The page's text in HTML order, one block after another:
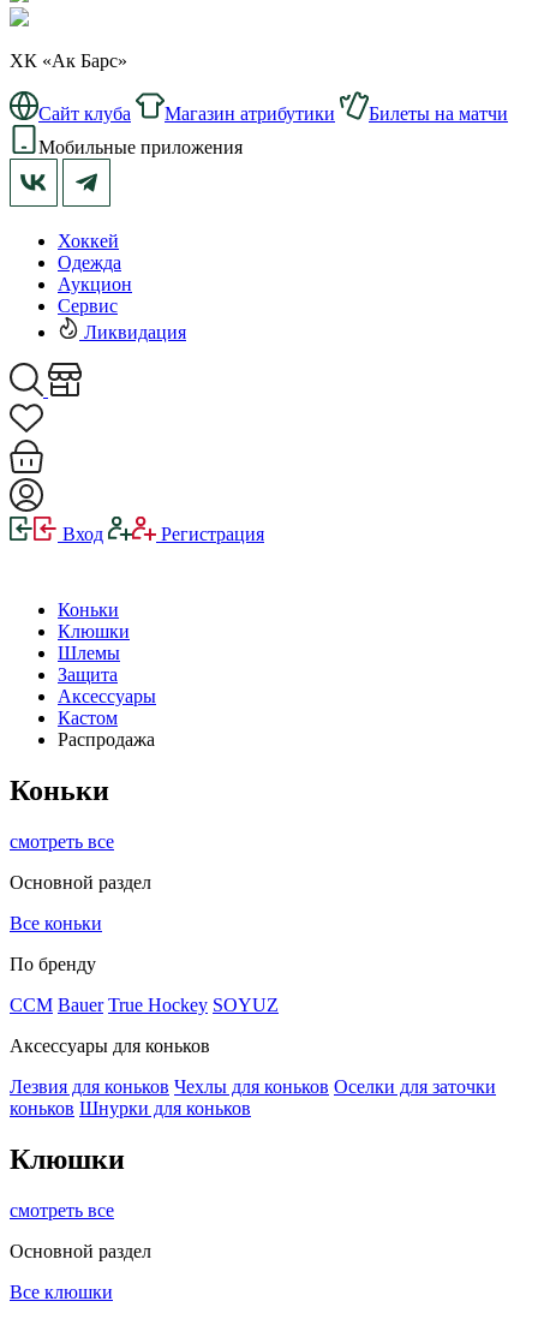
ХК «Ак Барс»
Сайт клуба Магазин атрибутики
Билеты на матчи
Мобильные приложения
Хоккей
Одежда
Аукцион
Сервис
Ликвидация
Вход Регистрация
Коньки
Клюшки
Шлемы
Защита
Аксессуары
Кастом
Распродажа
Коньки
смотреть все
Основной раздел
Все коньки
По бренду
ССМ Bauer True Hockey SOYUZ
Аксессуары для коньков
Лезвия для коньков Чехлы для коньков Оселки для заточки
коньков Шнурки для коньков
Клюшки
смотреть все
Основной раздел
Все клюшки